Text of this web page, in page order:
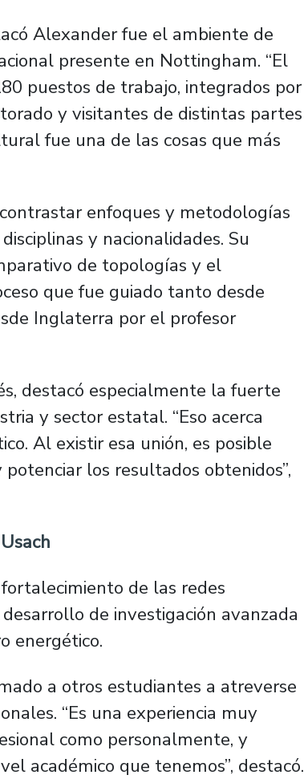
Alexander fue el ambiente de
presente en Nottingham. “El
puestos de trabajo, integrados por
y visitantes de distintas partes
fue una de las cosas que más
enfoques y metodologías
y nacionalidades. Su
de topologías y el
que fue guiado tanto desde
Inglaterra por el profesor
destacó especialmente la fuerte
y sector estatal. “Eso acerca
Al existir esa unión, es posible
los resultados obtenidos”,
de las redes
de investigación avanzada
energético.
a otros estudiantes a atreverse
“Es una experiencia muy
como personalmente, y
académico que tenemos”, destacó.